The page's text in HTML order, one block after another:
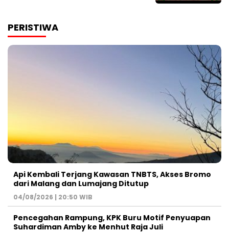
PERISTIWA
Api Kembali Terjang Kawasan TNBTS, Akses Bromo
dari Malang dan Lumajang Ditutup
04/08/2026 | 20:50 WIB
Pencegahan Rampung, KPK Buru Motif Penyuapan
Suhardiman Amby ke Menhut Raja Juli